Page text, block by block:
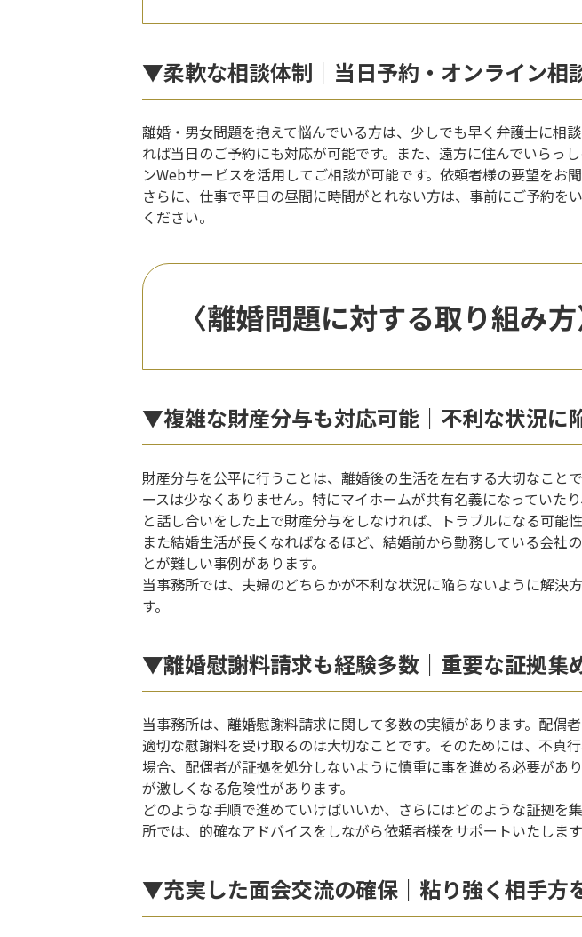
▼柔軟な相談体制｜当日予約・オンライン相
離婚・男女問題を抱えて悩んでいる方は、少しでも早く弁護士に相
れば当日のご予約にも対応が可能です。また、遠方に住んでいら
ンWebサービスを活用してご相談が可能です。依頼者様の要望をお
さらに、仕事で平日の昼間に時間がとれない方は、事前にご予約
ください。
〈離婚問題に対する取り組み方
▼複雑な財産分与も対応可能｜不利な状況に
財産分与を公平に行うことは、離婚後の生活を左右する大切なこと
ースは少なくありません。特にマイホームが共有名義になっていた
と話し合いをした上で財産分与をしなければ、トラブルになる可能性
また結婚生活が長くなればなるほど、結婚前から勤務している会
とが難しい事例があります。
当事務所では、夫婦のどちらかが不利な状況に陥らないように解
す。
▼離婚慰謝料請求も経験多数｜重要な証拠集
当事務所は、離婚慰謝料請求に関して多数の実績があります。配偶
適切な慰謝料を受け取るのは大切なことです。そのためには、不貞
場合、配偶者が証拠を処分しないように慎重に事を進める必要があ
が激しくなる危険性があります。
どのような手順で進めていけばいいか、さらにはどのような証拠
所では、的確なアドバイスをしながら依頼者様をサポートいたします
▼充実した面会交流の確保｜粘り強く相手方